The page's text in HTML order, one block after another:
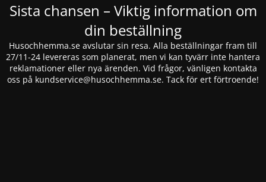
Sista chansen – Viktig information om
din beställning
Husochhemma.se avslutar sin resa. Alla beställningar fram till
27/11-24 levereras som planerat, men vi kan tyvärr inte hantera
reklamationer eller nya ärenden. Vid frågor, vänligen kontakta
oss på kundservice@husochhemma.se. Tack för ert förtroende!